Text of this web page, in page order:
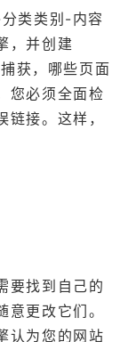
类类别-内容
，并创建
获，哪些页面
您必须全面检
接。这样，
要找到自己的
更改它们。
认为您的网站